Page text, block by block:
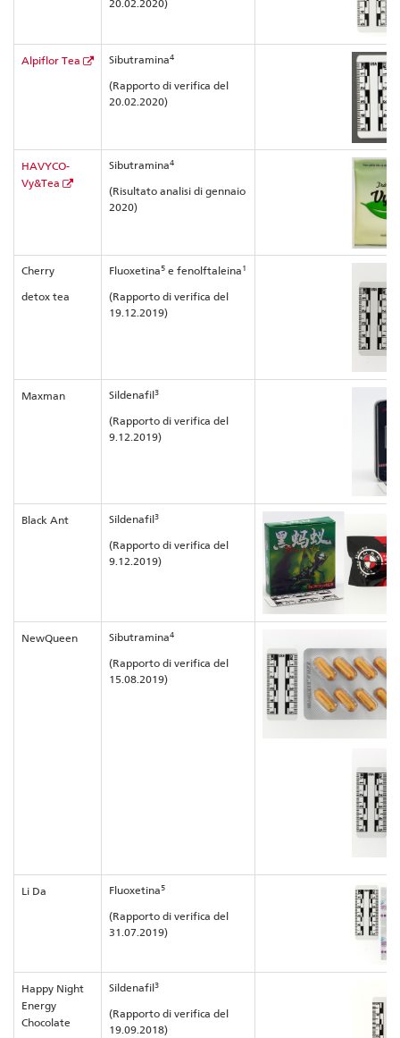
20.02.2020)
Alpiflor Tea Sibutramina4
(Rapporto di verifica del
20.02.2020)
HAVYCO-
Vy&Tea
Sibutramina4
(Risultato analisi di gennaio
2020)
Cherry
detox tea
Fluoxetina5 e fenolftaleina1
(Rapporto di verifica del
19.12.2019)
Maxman Sildenafil3
(Rapporto di verifica del
9.12.2019)
Black Ant Sildenafil3
(Rapporto di verifica del
9.12.2019)
NewQueen Sibutramina4
(Rapporto di verifica del
15.08.2019)
Li Da Fluoxetina5
(Rapporto di verifica del
31.07.2019)
Happy Night
Energy
Chocolate
Sildenafil3
(Rapporto di verifica del
19.09.2018)